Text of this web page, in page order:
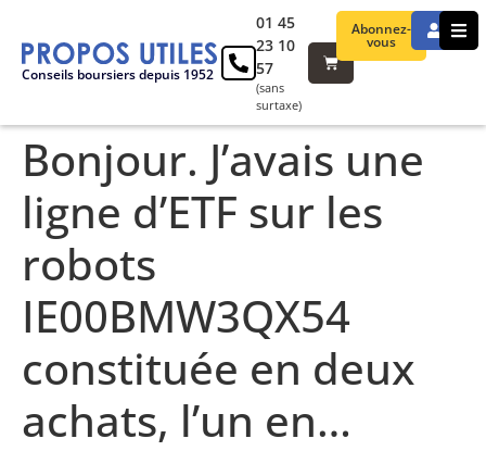
Conseils boursiers depuis 1952
Abonnez-
vous
01 45
23 10
57
(sans
surtaxe)
Bonjour. J’avais une
ligne d’ETF sur les
robots
IE00BMW3QX54
constituée en deux
achats, l’un en…